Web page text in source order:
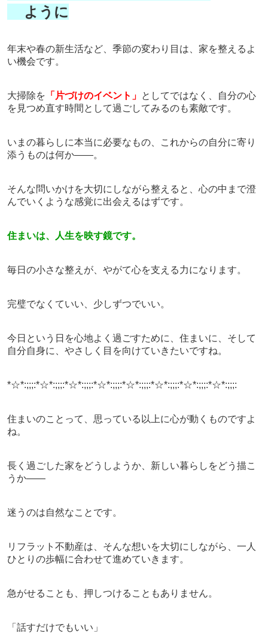
ように
年末や春の新生活など、季節の変わり目は、家を整えるよ
い機会です。
大掃除を 「片づけのイベント」 としてではなく、自分の心
を見つめ直す時間として過ごしてみるのも素敵です。
いまの暮らしに本当に必要なもの、これからの自分に寄り
添うものは何か——。
そんな問いかけを大切にしながら整えると、心の中まで澄
んでいくような感覚に出会えるはずです。
住まいは、人生を映す鏡です。
毎日の小さな整えが、やがて心を支える力になります。
完璧でなくていい、少しずつでいい。
今日という日を心地よく過ごすために、住まいに、そして
自分自身に、やさしく目を向けていきたいですね。
*☆*:;;;:*☆*:;;;:*☆*:;;;:*☆*:;;;:*☆*:;;;:*☆*:;;;:*☆*:;;;:*☆*:;;;:
住まいのことって、思っている以上に心が動くものですよ
ね。
長く過ごした家をどうしようか、新しい暮らしをどう描こ
うか――
迷うのは自然なことです。
リフラット不動産は、そんな想いを大切にしながら、一人
ひとりの歩幅に合わせて進めていきます。
急がせることも、押しつけることもありません。
「話すだけでもいい」